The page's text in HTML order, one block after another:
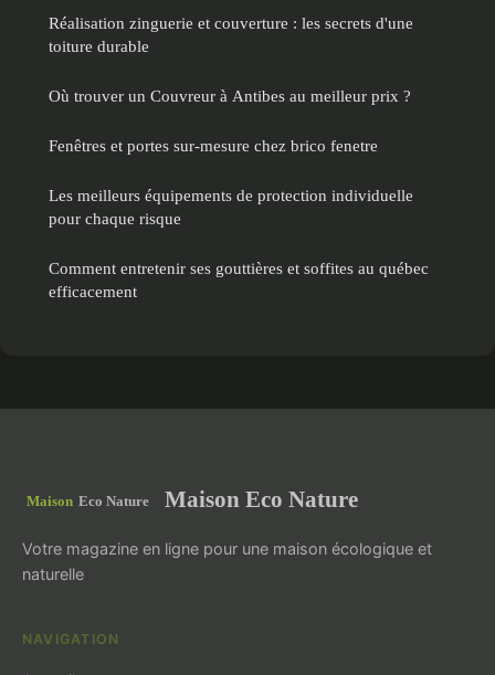
Réalisation zinguerie et couverture : les secrets d'une
toiture durable
Où trouver un Couvreur à Antibes au meilleur prix ?
Fenêtres et portes sur-mesure chez brico fenetre
Les meilleurs équipements de protection individuelle
pour chaque risque
Comment entretenir ses gouttières et soffites au québec
efficacement
Maison Eco Nature
Votre magazine en ligne pour une maison écologique et
naturelle
NAVIGATION